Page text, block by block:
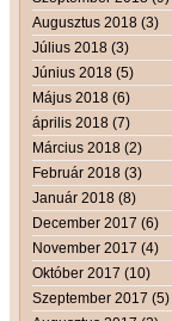
Augusztus 2018 (3)
Július 2018 (3)
Június 2018 (5)
Május 2018 (6)
április 2018 (7)
Március 2018 (2)
Február 2018 (3)
Január 2018 (8)
December 2017 (6)
November 2017 (4)
Október 2017 (10)
Szeptember 2017 (5)